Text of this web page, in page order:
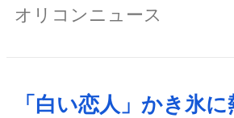
オリコンニュース
「白い恋人」かき氷